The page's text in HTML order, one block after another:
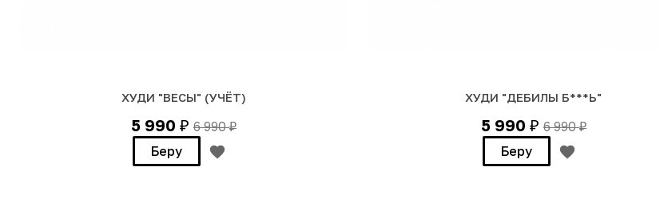
ХУДИ "ВЕСЫ" (УЧЁТ)
5 990 ₽ 6 990₽
Беру
ХУДИ "ДЕБИЛЫ Б***Ь"
5 990 ₽ 6 990₽
Беру